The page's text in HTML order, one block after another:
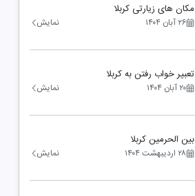
مکان های زیارتی کربلا
۲۶ آبان ۱۴۰۴ نمایش
تعبیر خواب رفتن به کربلا
۲۰ آبان ۱۴۰۴ نمایش
بین الحرمین کربلا
۲۸ اردیبهشت ۱۴۰۴ نمایش